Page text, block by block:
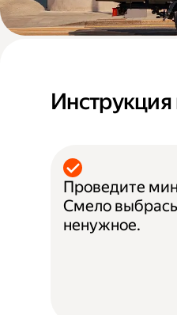
Проведите
Смело
ненужное.